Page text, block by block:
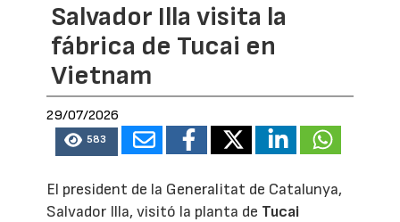
Salvador Illa visita la
fábrica de Tucai en
Vietnam
29/07/2026
583
El president de la Generalitat de Catalunya,
Salvador Illa, visitó la planta de Tucai